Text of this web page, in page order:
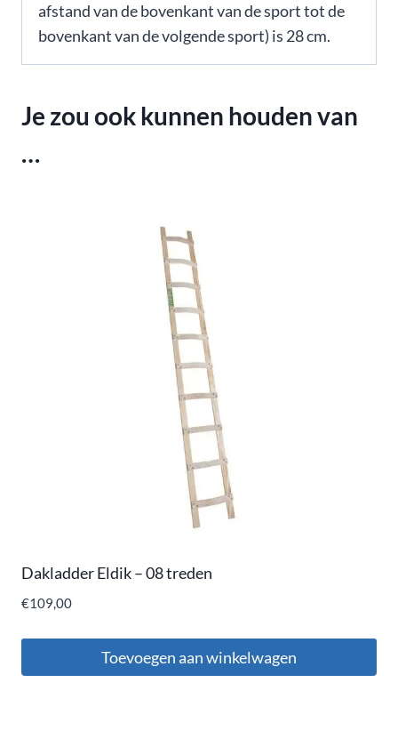
afstand van de bovenkant van de sport tot de
bovenkant van de volgende sport) is 28 cm.
Je zou ook kunnen houden van
…
Dakladder Eldik – 08 treden
€109,00
Toevoegen aan winkelwagen